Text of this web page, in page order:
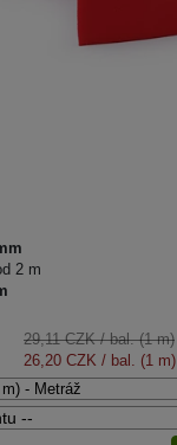
2 m
29,11 CZK/ bal. (1 m)
26,20 CZK / bal. (1 m)